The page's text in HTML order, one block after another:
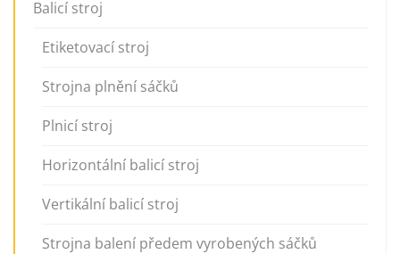
Balicí stroj
Etiketovací stroj
Strojna plnění sáčků
Plnicí stroj
Horizontální balicí stroj
Vertikální balicí stroj
Strojna balení předem vyrobených sáčků